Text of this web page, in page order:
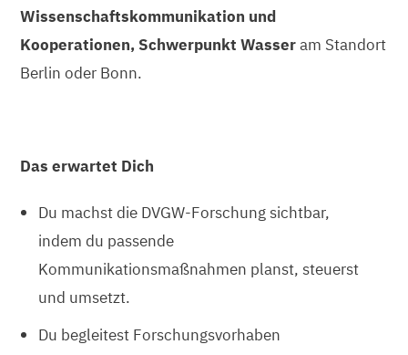
Wissenschaftskommunikation und
Kooperationen, Schwerpunkt Wasseram Standort
Berlin oder Bonn.
Das erwartet Dich
Du machst die DVGW-Forschung sichtbar,
indem du passende
Kommunikationsmaßnahmen planst, steuerst
und umsetzt.
Du begleitest Forschungsvorhaben